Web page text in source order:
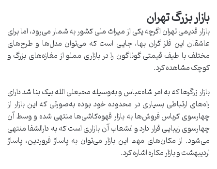
بازار بزرگ تهران
بازار قدیمی تهران اگرچه یکی از میراث ملی کشور به شمار می‌رود، اما برای
عاشقان این فلز گران بها، جایی است که می‌توان مدل‌ها و طرح‌های
مختلف با طیف قیمتی گوناگون را در بازاری مملو از مغازه‌های بزرگ و
کوچک مشاهده کرد.
بازار زرگرها که به امر شاه‌عباس و به‌وسیله محبعلی الله بیک بنا شد دارای
راه‌های ارتباطی بسیاری در محدوده خود بوده به‌صورتی که این بازار از
چهارسوی کرباس فروش‌ها به بازار قهوه‌کاشی‌ها منتهی شده و وسط آن
چهارسوی زیبایی قرار دارد و انشعاب آن بازاری است که به دارالشفا منتهی
می‌شود. از مکان‌های مهم این بازار می‌توان به پاساژ فروردین، پاساژ
اردیبهشت و بازار مکاره اشاره کرد.